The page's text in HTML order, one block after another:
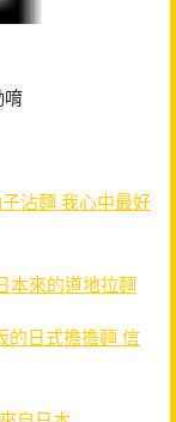
唷
沾麵 我心中最好
本來的道地拉麵
的日式擔擔麵 信